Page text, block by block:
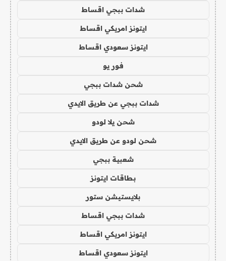
شدات ببجي اقساط
ايتونز امريكي اقساط
ايتونز سعودي اقساط
فور يو
شحن شدات ببجي
شدات ببجي عن طريق الايدي
شحن يلا لودو
شحن لودو عن طريق الايدي
شعبية ببجي
بطاقات ايتونز
بلايستيشن ستور
شدات ببجي اقساط
ايتونز امريكي اقساط
ايتونز سعودي اقساط